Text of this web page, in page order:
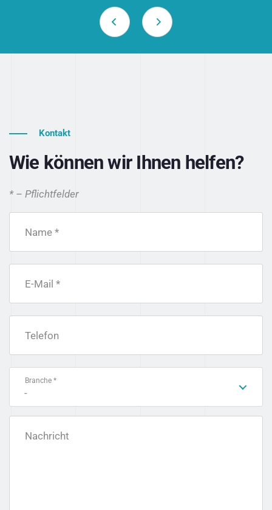
Kontakt
Wie können wir Ihnen helfen?
* – Pflichtfelder
Name *
E-Mail *
Telefon
Branche *
-
Nachricht